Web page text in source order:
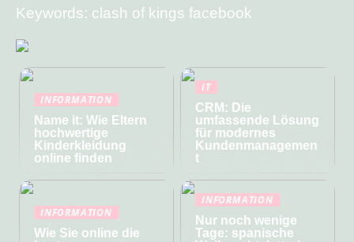
Keywords: clash of kings facebook
INFORMATION
Name it: Wie Eltern
hochwertige
Kinderkleidung
online finden
IT
CRM: Die
umfassende Lösung
für modernes
Kundenmanagemen
t
INFORMATION
Wie Sie online die
INFORMATION
Nur noch wenige
Tage: spanische